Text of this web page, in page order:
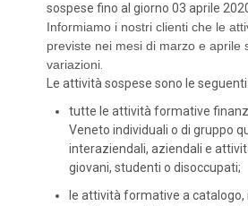
sospese fino al giorno 03 aprile
Informiamo i nostri clienti che le
previste nei mesi di marzo e aprile
variazioni.
Le attività sospese sono le seguenti:
tutte le attività formative
Veneto individuali o di gruppo
interaziendali, aziendali e
giovani, studenti o disoccupati;
le attività formative a